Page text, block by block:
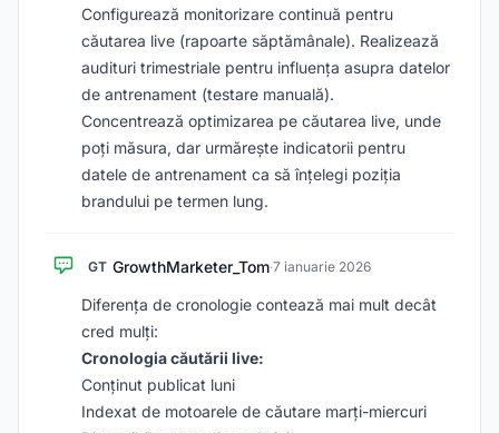
Configurează monitorizare continuă pentru
căutarea live (rapoarte săptămânale). Realizează
audituri trimestriale pentru influența asupra datelor
de antrenament (testare manuală).
Concentrează optimizarea pe căutarea live, unde
poți măsura, dar urmărește indicatorii pentru
datele de antrenament ca să înțelegi poziția
brandului pe termen lung.
GT GrowthMarketer_Tom·7 ianuarie 2026
Diferența de cronologie contează mai mult decât
cred mulți:
Cronologia căutării live:
Conținut publicat luni
Indexat de motoarele de căutare marți-miercuri